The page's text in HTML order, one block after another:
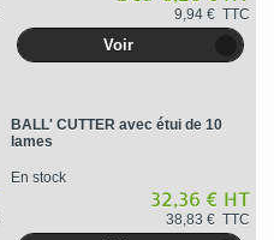
9,94 € TTC
Voir
BALL' CUTTER avec étui de 10
lames
En stock
32,36 € HT
38,83 € TTC